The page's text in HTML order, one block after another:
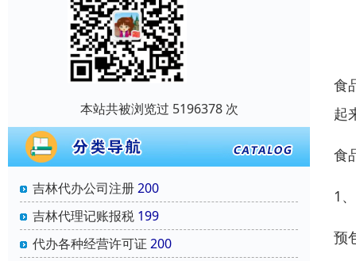
本站共被浏览过 5196378 次
吉林代办公司注册200
吉林代理记账报税 199
代办各种经营许可证 200
食
起
食
1
预